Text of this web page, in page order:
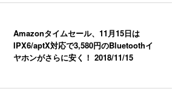
Amazonタイムセール、11月15日は
IPX6/aptX対応で3,580円のBluetoothイ
ヤホンがさらに安く！2018/11/15